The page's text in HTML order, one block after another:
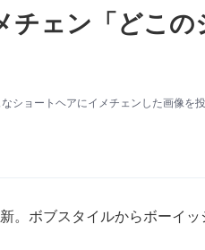
チェン「どこの
ショートヘアにイメチェンした画像を
。ボブスタイルからボーイ